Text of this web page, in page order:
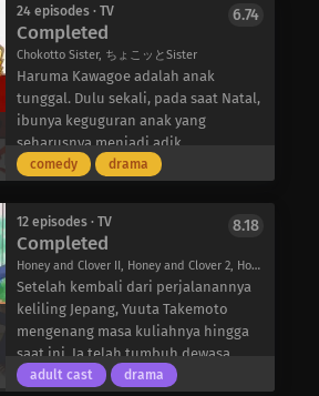
Meskipun menghadapi kesulitan ini,
mereka tidak sendirian. Sepertinya
mereka diberkati dengan orang-
orang baik dan ramah di sekitar
mereka, sehingga hidup Kyou dan
Asu jauh dari kata sengsara. Di atas
segalanya, kedua saudara
perempuan ini memiliki ikatan yang
pertengkaran yang mereka hadapi,
akan selalu tetap tak terpecahkan.
Motoharu. Yuri tidak peduli dengan
Yano karena hubungan masa lalunya
dengan kakak perempuannya, Nana,
dan pada awalnya, Nanami juga tidak
menyukai sikapnya. Namun, Nanami
mulai merasa nyaman dengan Yano
dan mulai menyukainya. Keduanya
menghabiskan lebih banyak waktu
untuk mulai berkencan. Namun,
cinta mereka tidak tanpa tantangan;
Yano kesulitan untuk terbuka
kepada Nanami, karena pacar
pertamanya, Nana, meninggal dalam
kecelakaan mobil setahun
sebelumnya, dan dia sedang bersama
salah satu mantan pacarnya saat itu.
24 episodes · TV
Completed
Chokotto Sister, ちょこッとSister
6.74
Haruma Kawagoe adalah anak
tunggal. Dulu sekali, pada saat Natal,
ibunya keguguran anak yang
seharusnya menjadi adik
perempuannya. Pada malam itu,
sembuhkan ibu saya, dan tolong
berikan saya seorang adik
perempuan.” Bertahun-tahun
berlalu, dan Haruma hampir
melupakan doanya. Tapi Santa
belum…. Suatu Natal, ketika Haruma
tidak menduganya, ia mendapat
hadiah yang tidak biasa – adik
comedy drama
12 episodes · TV
Completed
Honey and Clover II, Honey and Clover 2, Honey & Clover II, ハチミツとクローバー II
8.18
Setelah kembali dari perjalanannya
keliling Jepang, Yuuta Takemoto
mengenang masa kuliahnya hingga
saat ini. Ia telah tumbuh dewasa
secara signifikan sejak tahun kedua
adult cast drama